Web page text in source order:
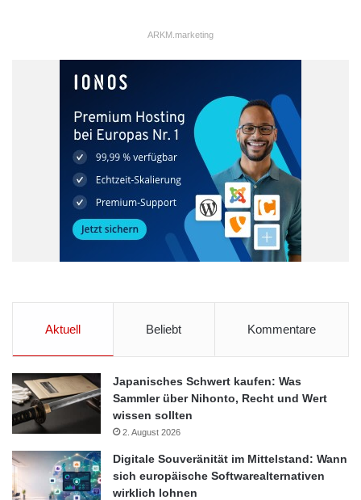
ARKM.marketing
Aktuell Beliebt Kommentare
Japanisches Schwert kaufen: Was
Sammler über Nihonto, Recht und Wert
wissen sollten
2. August 2026
Digitale Souveränität im Mittelstand: Wann
sich europäische Softwarealternativen
wirklich lohnen